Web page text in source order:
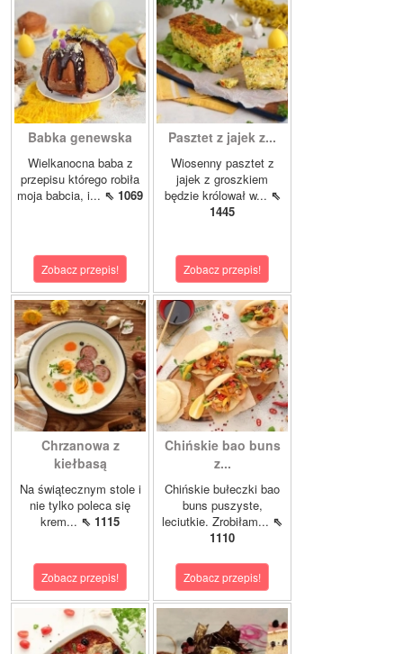
Babka genewska
Wielkanocna baba z
przepisu którego robiła
moja babcia, i... ⇖ 1069
Zobacz przepis!
Pasztet z jajek z...
Wiosenny pasztet z
jajek z groszkiem
będzie królował w... ⇖
1445
Zobacz przepis!
Chrzanowa z
kiełbasą
Na świątecznym stole i
nie tylko poleca się
krem... ⇖ 1115
Zobacz przepis!
Chińskie bao buns
z...
Chińskie bułeczki bao
buns puszyste,
leciutkie. Zrobiłam... ⇖
1110
Zobacz przepis!